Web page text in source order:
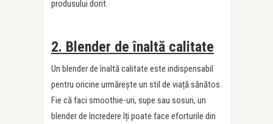
produsului dorit.
2. Blender de înaltă calitate
Un blender de înaltă calitate este indispensabil
pentru oricine urmărește un stil de viață sănătos.
Fie că faci smoothie-uri, supe sau sosuri, un
blender de încredere îți poate face eforturile din